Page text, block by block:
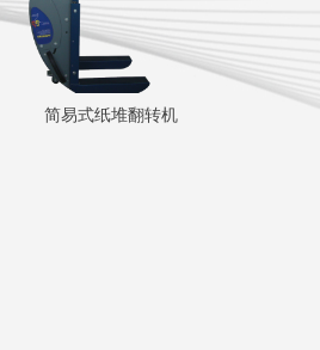
简易式纸堆翻转机